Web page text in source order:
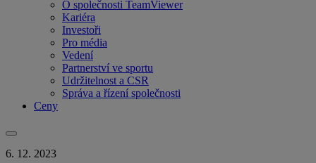
O společnosti TeamViewer
Kariéra
Investoři
Pro média
Vedení
Partnerství ve sportu
Udržitelnost a CSR
Správa a řízení společnosti
Ceny
6. 12. 2023